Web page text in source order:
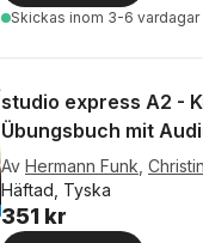
Skickas inom 3-6 vardagar
studio express A2 -
Übungsbuch mit
Av Hermann Funk
Häftad, Tyska
351 kr